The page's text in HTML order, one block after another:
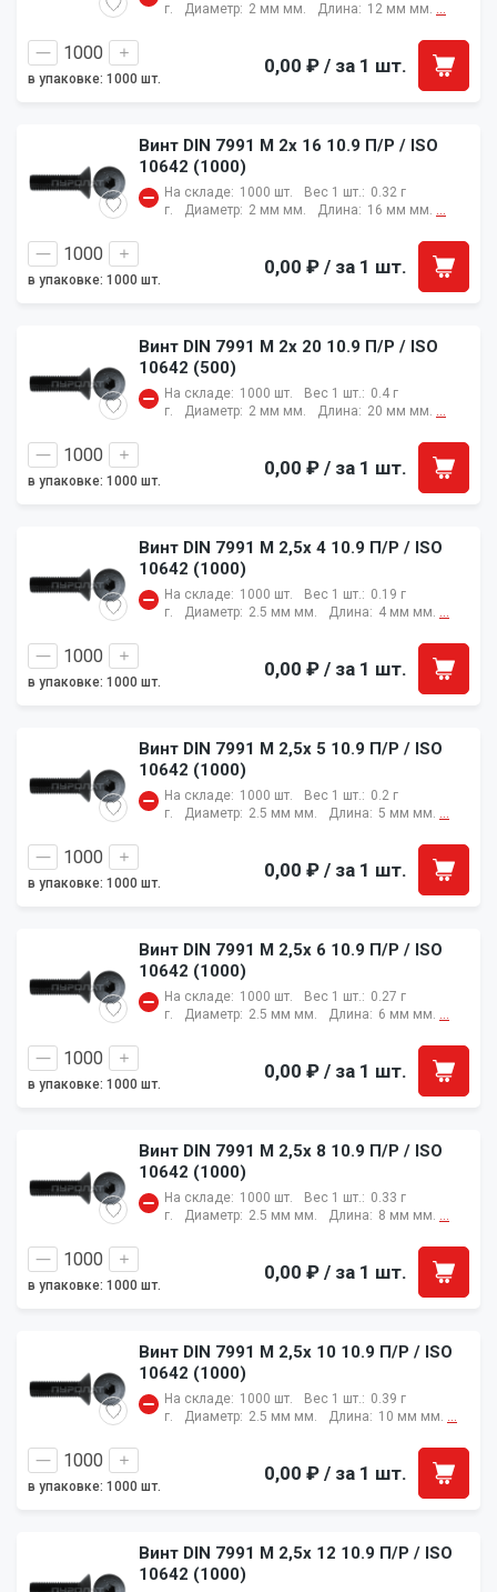
г.
Диаметр: 2 мм мм. Длина: 12 мм мм. ...
в упаковке: 1000 шт.
0,00 ₽ / за 1 шт.
Винт DIN 7991 M 2x 16 10.9 П/Р / ISO
10642 (1000)
На складе: 1000 шт. Вес 1 шт.: 0.32 г
г.
Диаметр: 2 мм мм. Длина: 16 мм мм. ...
в упаковке: 1000 шт.
0,00 ₽ / за 1 шт.
Винт DIN 7991 M 2x 20 10.9 П/Р / ISO
10642 (500)
На складе: 1000 шт. Вес 1 шт.: 0.4 г
г.
Диаметр: 2 мм мм. Длина: 20 мм мм. ...
в упаковке: 1000 шт.
0,00 ₽ / за 1 шт.
Винт DIN 7991 M 2,5x 4 10.9 П/Р / ISO
10642 (1000)
На складе: 1000 шт. Вес 1 шт.: 0.19 г
г.
Диаметр: 2.5 мм мм. Длина: 4 мм мм. ...
в упаковке: 1000 шт.
0,00 ₽ / за 1 шт.
Винт DIN 7991 M 2,5x 5 10.9 П/Р / ISO
10642 (1000)
На складе: 1000 шт. Вес 1 шт.: 0.2 г
г.
Диаметр: 2.5 мм мм. Длина: 5 мм мм. ...
в упаковке: 1000 шт.
0,00 ₽ / за 1 шт.
Винт DIN 7991 M 2,5x 6 10.9 П/Р / ISO
10642 (1000)
На складе: 1000 шт. Вес 1 шт.: 0.27 г
г.
Диаметр: 2.5 мм мм. Длина: 6 мм мм. ...
в упаковке: 1000 шт.
0,00 ₽ / за 1 шт.
Винт DIN 7991 M 2,5x 8 10.9 П/Р / ISO
10642 (1000)
На складе: 1000 шт. Вес 1 шт.: 0.33 г
г.
Диаметр: 2.5 мм мм. Длина: 8 мм мм. ...
в упаковке: 1000 шт.
0,00 ₽ / за 1 шт.
Винт DIN 7991 M 2,5x 10 10.9 П/Р / ISO
10642 (1000)
На складе: 1000 шт. Вес 1 шт.: 0.39 г
г.
Диаметр: 2.5 мм мм. Длина: 10 мм мм. ...
в упаковке: 1000 шт.
0,00 ₽ / за 1 шт.
Винт DIN 7991 M 2,5x 12 10.9 П/Р / ISO
10642 (1000)